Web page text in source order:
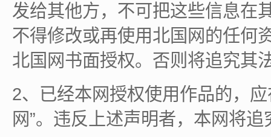
发给其他方，不可把这些信息在
不得修改或再使用北国网的任何
北国网书面授权。否则将追究其
2、已经本网授权使用作品的，
网”。违反上述声明者，本网将